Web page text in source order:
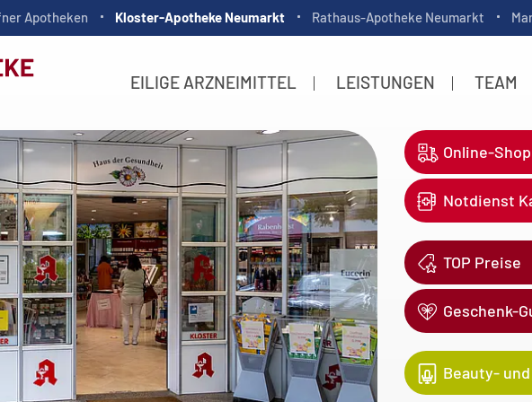
Apotheken Kloster-Apotheke Neumarkt Rathaus-Apotheke Neumarkt
EILIGE ARZNEIMITTEL LEISTUNGEN TEAM
Online-
Notdienst
TOP Preise
Geschenk-
Beauty-